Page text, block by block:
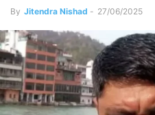
By Jitendra Nishad - 27/06/2025